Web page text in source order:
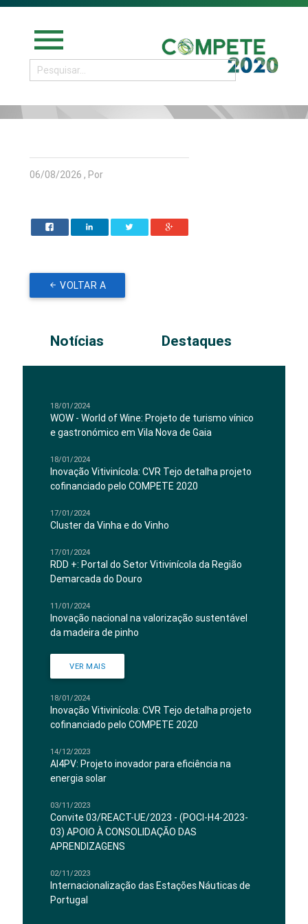
menu
06/08/2026 , Por
VOLTAR A
Notícias Destaques
18/01/2024
WOW - World of Wine: Projeto de turismo vínico
e gastronómico em Vila Nova de Gaia
18/01/2024
Inovação Vitivinícola: CVR Tejo detalha projeto
cofinanciado pelo COMPETE 2020
17/01/2024
Cluster da Vinha e do Vinho
17/01/2024
RDD +: Portal do Setor Vitivinícola da Região
Demarcada do Douro
11/01/2024
Inovação nacional na valorização sustentável
da madeira de pinho
VER MAIS
18/01/2024
Inovação Vitivinícola: CVR Tejo detalha projeto
cofinanciado pelo COMPETE 2020
14/12/2023
AI4PV: Projeto inovador para eficiência na
energia solar
03/11/2023
Convite 03/REACT-UE/2023 - (POCI-H4-2023-
03) APOIO À CONSOLIDAÇÃO DAS
APRENDIZAGENS
02/11/2023
Internacionalização das Estações Náuticas de
Portugal